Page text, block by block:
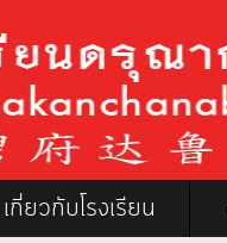
เกี่ยวกับโรงเรียน